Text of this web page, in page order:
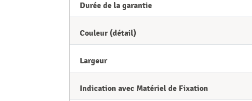
Durée de la garantie
Couleur (détail)
Largeur
Indication avec Matériel de Fixation